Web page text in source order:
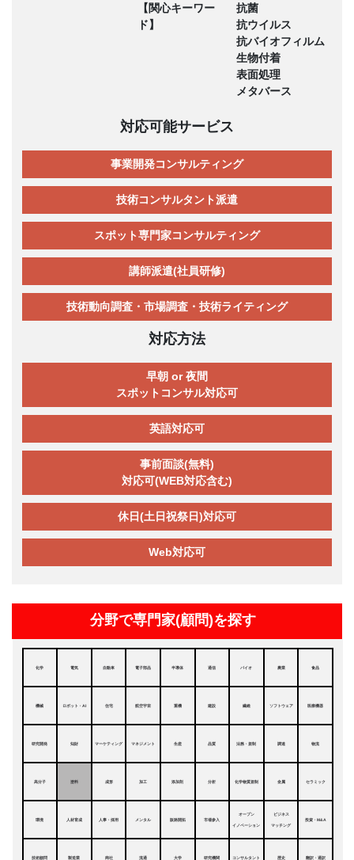
【関心キーワー
ド】
抗菌
抗ウイルス
抗バイオフィルム
生物付着
表面処理
メタバース
対応可能サービス
事業開発コンサルティング
技術コンサルタント派遣
スポット専門家コンサルティング
講師派遣(社員研修)
技術動向調査・市場調査・技術ライティング
対応方法
早朝 or 夜間
スポットコンサル対応可
英語対応可
事前面談(無料)
対応可(WEB対応含む)
休日(土日祝祭日)対応可
Web対応可
分野で専門家(顧問)を探す
化学 電気 自動車 電子部品 半導体 通信 バイオ 農業 食品
機械 ロボット・AI 住宅 航空宇宙 重機 建設 繊維 ソフトウェア 医療機器
研究開発 知財 マーケティング マネジメント 生産 品質 法務・規制 調達 物流
高分子 塗料 成形 加工 添加剤 分析 化学物質規制 金属 セラミック
環境 人材育成 人事・採用 メンタル 販路開拓 市場参入
オープン
イノベーション
ビジネス
マッチング
投資・M&A
技術顧問 製造業 商社 流通 大学 研究機関 コンサルタント 歴史 翻訳・通訳